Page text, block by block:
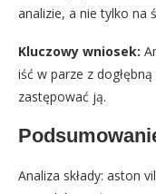
analizie, a nie tylko na
Kluczowy wniosek:
iść w parze z
zastępować ją.
Analiza składy: aston